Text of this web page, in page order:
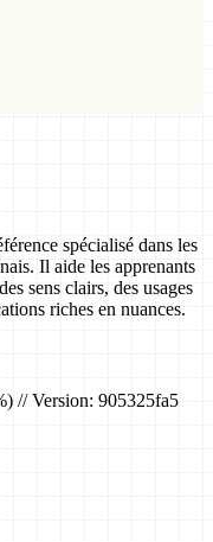
spécialisé dans les
Il aide les apprenants
sens clairs, des usages
riches en nuances.
// Version: 905325fa5